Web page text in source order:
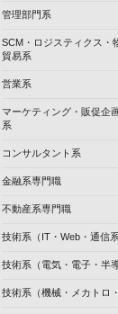
管理部門系
SCM・ロジスティクス・
貿易系
営業系
マーケティング・販促企
系
コンサルタント系
金融系専門職
不動産系専門職
技術系（IT・Web・通信系
技術系（電気・電子・半導
技術系（機械・メカトロ